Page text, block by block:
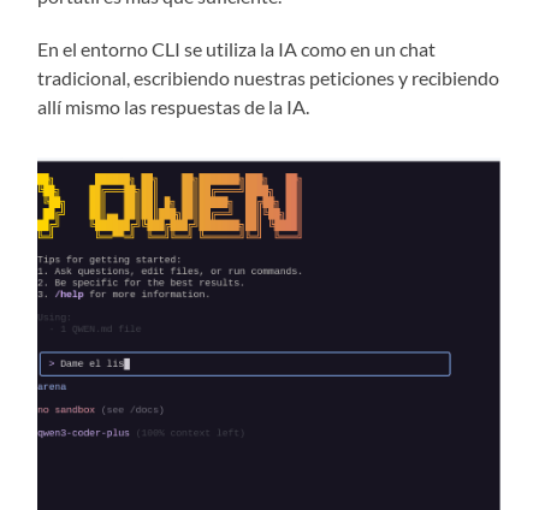
En el entorno CLI se utiliza la IA como en un chat
tradicional, escribiendo nuestras peticiones y recibiendo
allí mismo las respuestas de la IA.